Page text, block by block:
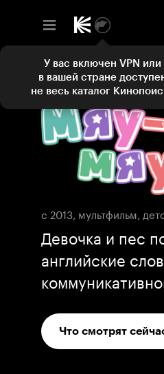
с 2013, мультфильм,
Девочка и пес
английские
Что смотрят
У вас включен VPN или
в вашей стране
не весь каталог